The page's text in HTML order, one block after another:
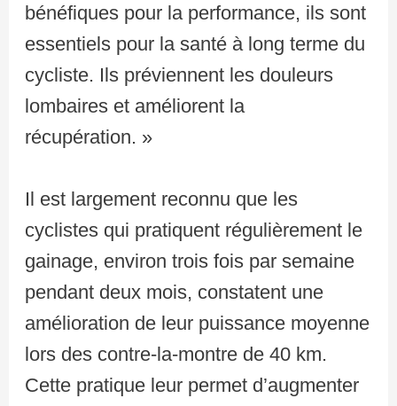
bénéfiques pour la performance, ils sont
essentiels pour la santé à long terme du
cycliste. Ils préviennent les douleurs
lombaires et améliorent la
récupération. »
Il est largement reconnu que les
cyclistes qui pratiquent régulièrement le
gainage, environ trois fois par semaine
pendant deux mois, constatent une
amélioration de leur puissance moyenne
lors des contre-la-montre de 40 km.
Cette pratique leur permet d’augmenter